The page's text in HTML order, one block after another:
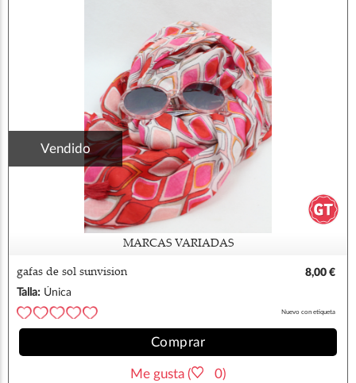
Vendido
MARCAS VARIADAS
gafas de sol sunvision
8,00 €
Talla: Única
Nuevo con etiqueta
Comprar
Me gusta ( 0)